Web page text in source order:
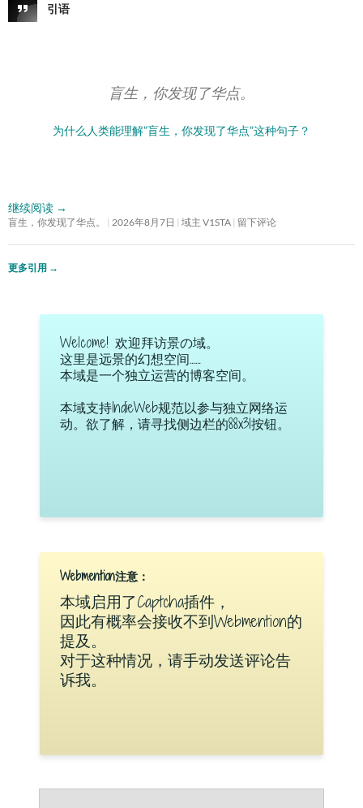
引语
盲生，你发现了华点。
为什么人类能理解”盲生，你发现了华点”这种句子？
继续阅读 →
盲生，你发现了华点。 2026年8月7日 域主 V1STA 留下评论
更多引用 →
Welcome! 欢迎拜访景の域。
这里是远景的幻想空间……
本域是一个独立运营的博客空间。
本域支持IndieWeb规范以参与独立网络运
动。欲了解，请寻找侧边栏的88x31按钮。
Webmention注意：
本域启用了Captcha插件，
因此有概率会接收不到Webmention的
提及。
对于这种情况，请手动发送评论告
诉我。